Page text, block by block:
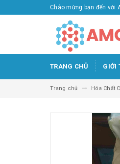
Chào mừng bạn đến với
TRANG CHỦ GIỚI
Trang chủ Hóa Chất